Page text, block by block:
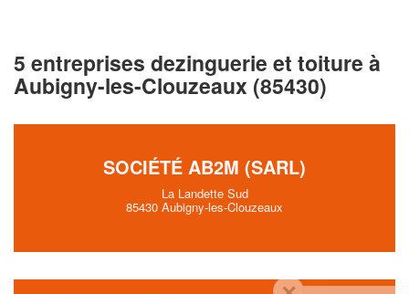
5 entreprises dezinguerie et toiture à
Aubigny-les-Clouzeaux (85430)
SOCIÉTÉ AB2M (SARL)
La Landette Sud
85430 Aubigny-les-Clouzeaux